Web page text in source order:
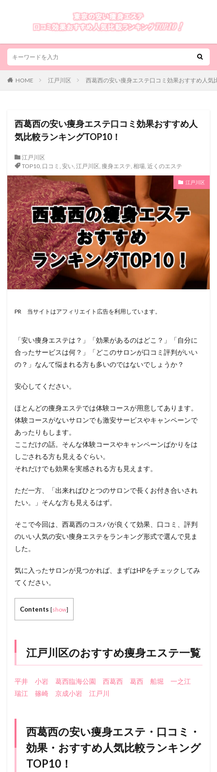
HOME 江戸川区 西葛西の安い痩身エステ口コミ効果おすすめ人気
西葛西の安い痩身エステ口コミ効果おすすめ人
気比較ランキングTOP10！
江戸川区
TOP10, 口コミ , 安い, 江戸川区, 痩身エステ, 相場, 近くのエステ
江戸川区
PR 当サイトはアフィリエイト広告を利用しています。
「安い痩身エステは？」「効果があるのはどこ？」「自分に
合ったサービスは何？」「どこのサロンが口コミ評判がいい
の？」なんて悩まれる方も多いのではないでしょうか？
安心してください。
ほとんどの痩身エステでは体験コースが用意してあります。
体験コースがないサロンでも激安サービスやキャンペーンで
あったりもします。
ここだけの話。そんな体験コースやキャンペーンばかりをは
しごされる方も見えるぐらい。
それだけでも効果を実感される方も見えます。
ただ一方、「出来ればひとつのサロンで長くお付き合いされ
たい。」そんな方も見えるはず。
そこで今回は、西葛西のコスパが良くて効果、口コミ、評判
のいい人気の安い痩身エステをランキング形式で選んで見ま
した。
気に入ったサロンが見つかれば、まずはHPをチェックしてみ
てください。
Contents [show]
江戸川区のおすすめ痩身エステ一覧
平井 小岩 葛西臨海公園 西葛西 葛西 船堀
一之江
瑞江
篠崎 京成小岩 江戸川
西葛西の安い痩身エステ・口コミ・
効果・おすすめ人気比較ランキング
TOP10！